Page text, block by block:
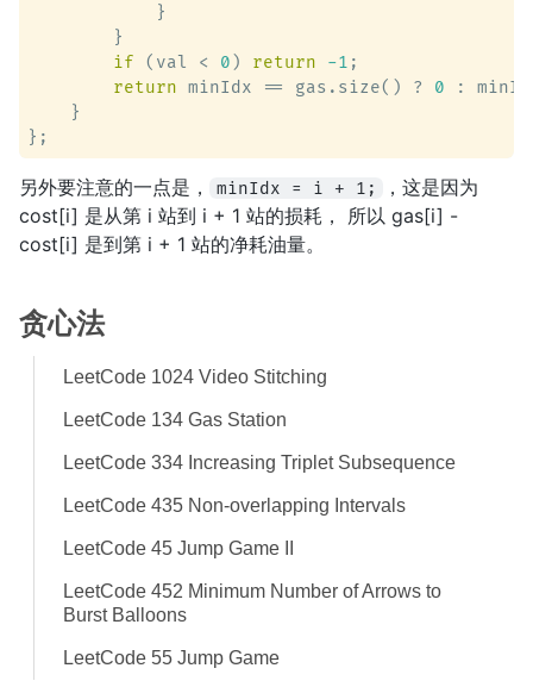
            }
        }
if (val < 0 ) return -1 ;
return minIdx == gas.size() ? 0 :
    }
另外要注意的一点是， minIdx = i + 1;
，这是因为
cost[i] 是从第 i 站到 i + 1 站的损耗， 所以 gas[i] -
cost[i] 是到第 i + 1 站的净耗油量。
贪心法
LeetCode 1024 Video Stitching
LeetCode 134 Gas Station
LeetCode 334 Increasing Triplet Subsequence
LeetCode 435 Non-overlapping Intervals
LeetCode 45 Jump Game II
LeetCode 452 Minimum Number of Arrows to
Burst Balloons
LeetCode 55 Jump Game